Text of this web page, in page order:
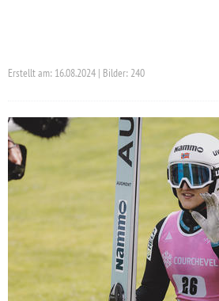
Erstellt am: 16.08.2024 | Bilder: 240